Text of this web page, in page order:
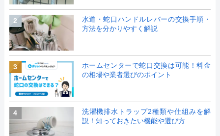
2
水道・蛇口ハンドルレバーの交換手順・
方法を分かりやすく解説
3
ホームセンターで蛇口交換は可能！料金
の相場や業者選びのポイント
4
洗濯機排水トラップ2種類や仕組みを解
説！知っておきたい機能や選び方